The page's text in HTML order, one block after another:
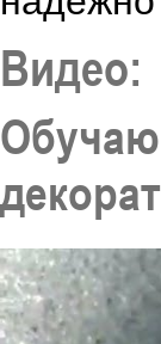
Видео:
Обучаю